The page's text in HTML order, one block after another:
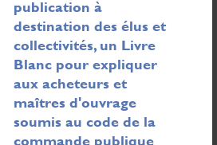
publication à
destination des élus et
collectivités, un Livre
Blanc pour expliquer
aux acheteurs et
maîtres d'ouvrage
soumis au code de la
commande publique